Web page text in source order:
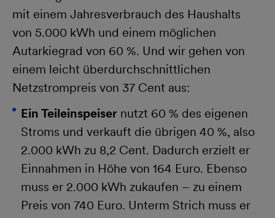
mit einem Jahresverbrauch des Haushalts
von 5.000 kWh und einem möglichen
Autarkiegrad von 60 %. Und wir gehen von
einem leicht überdurchschnittlichen
Netzstrompreis von 37 Cent aus:
Ein Teileinspeiser nutzt 60 % des eigenen
Stroms und verkauft die übrigen 40 %, also
2.000 kWh zu 8,2 Cent. Dadurch erzielt er
Einnahmen in Höhe von 164 Euro. Ebenso
muss er 2.000 kWh zukaufen – zu einem
Preis von 740 Euro. Unterm Strich muss er